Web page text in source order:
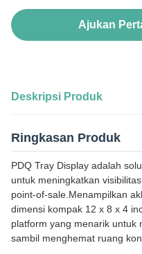
Ajukan
Deskripsi Produk
Ringkasan Produk
PDQ Tray Display adalah
untuk meningkatkan
point-of-sale.Menampilkan
dimensi kompak 12 x 8 x 4
platform yang menarik untuk
sambil menghemat ruang